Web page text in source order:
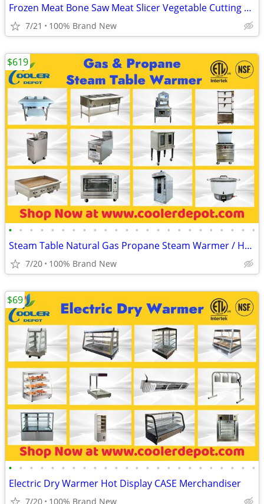
Frozen Meat Bone Saw Meat Slicer Vegetable Cutting Food Processing Equ
7/21 100% Brand New
• • • • • • • • • • • • • • • • • • • • • • • •
Steam Table Natural Gas Propane Steam Warmer / Hot Display /
7/20 100% Brand New
$619
• • • • • • • • • • • • • • • • • • • • • • • •
Electric Dry Warmer Hot Display CASE Merchandiser
7/20 100% Brand New
$69